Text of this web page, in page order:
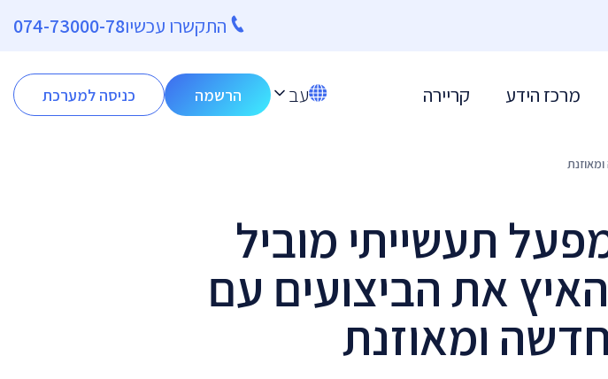
התקשרו עכשיו074-73000-78
מרכז הידע קריירה עב הרשמה כניסה למערכת
תעשייתי מוביל
את הביצועים עם